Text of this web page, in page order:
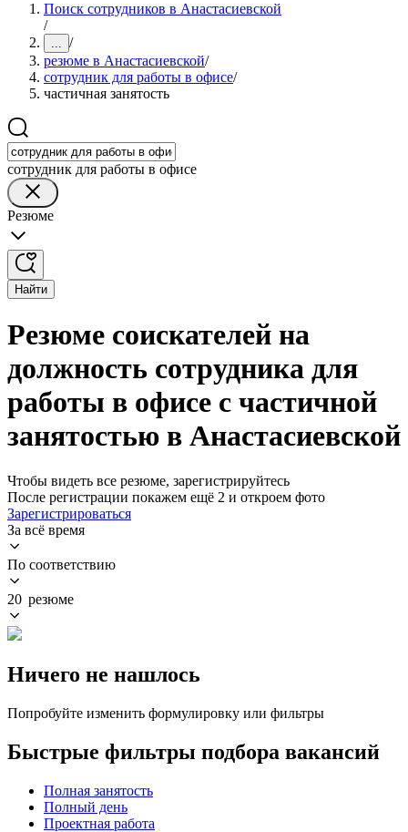
Поиск сотрудников в Анастасиевской
/
... /
резюме в Анастасиевской/
сотрудник для работы в офисе/
частичная занятость
сотрудник для работы в офисе
Резюме
Найти
Резюме соискателей на
должность сотрудника для
работы в офисе с частичной
занятостью в Анастасиевской
Чтобы видеть все резюме, зарегистрируйтесь
После регистрации покажем ещё 2 и откроем фото
Зарегистрироваться
За всё время
По соответствию
20 резюме
Ничего не нашлось
Попробуйте изменить формулировку или фильтры
Быстрые фильтры подбора вакансий
Полная занятость
Полный день
Проектная работа